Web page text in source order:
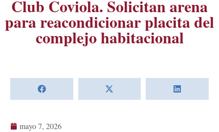
Club Coviola. Solicitan arena
para reacondicionar placita del
complejo habitacional
mayo 7, 2026